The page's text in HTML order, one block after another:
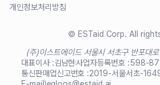
개인정보처리방침
© ESTaid Corp. All
(주)이스트에이드 서울시 서초구 반포대
대표이사 :김남현사업자등록번호 :598-
통신판매업신고번호 :2019-서울서초-